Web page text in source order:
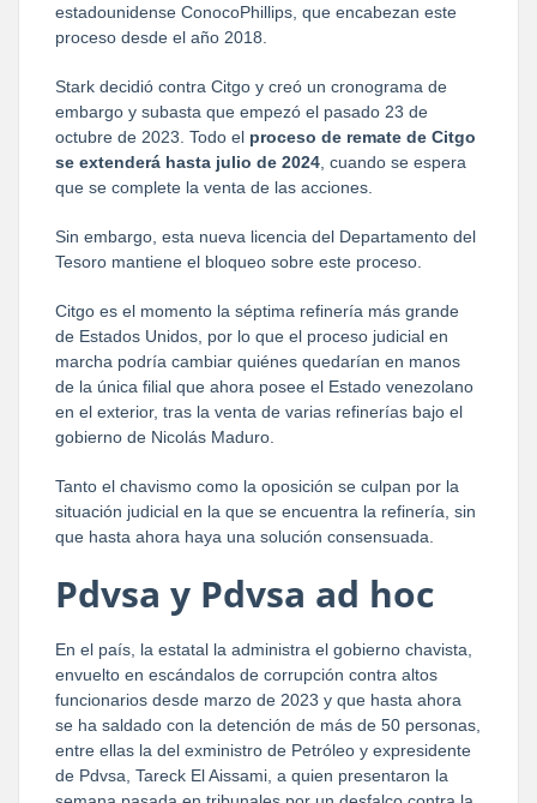
estadounidense ConocoPhillips, que encabezan este
proceso desde el año 2018.
Stark decidió contra Citgo y creó un cronograma de
embargo y subasta que empezó el pasado 23 de
octubre de 2023. Todo el proceso de remate de Citgo
se extenderá hasta julio de 2024 , cuando se espera
que se complete la venta de las acciones.
Sin embargo, esta nueva licencia del Departamento del
Tesoro mantiene el bloqueo sobre este proceso.
Citgo es el momento la séptima refinería más grande
de Estados Unidos, por lo que el proceso judicial en
marcha podría cambiar quiénes quedarían en manos
de la única filial que ahora posee el Estado venezolano
en el exterior, tras la venta de varias refinerías bajo el
gobierno de Nicolás Maduro.
Tanto el chavismo como la oposición se culpan por la
situación judicial en la que se encuentra la refinería, sin
que hasta ahora haya una solución consensuada.
Pdvsa y Pdvsa ad hoc
En el país, la estatal la administra el gobierno chavista,
envuelto en escándalos de corrupción contra altos
funcionarios desde marzo de 2023 y que hasta ahora
se ha saldado con la detención de más de 50 personas,
entre ellas la del exministro de Petróleo y expresidente
de Pdvsa, Tareck El Aissami, a quien presentaron la